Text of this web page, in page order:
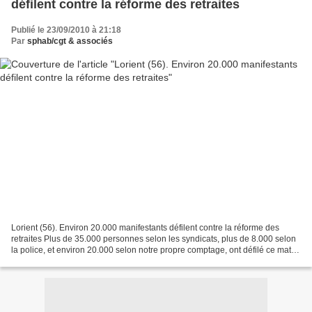
défilent contre la réforme des retraites
Publié le 23/09/2010 à 21:18
Par sphab/cgt & associés
Lorient (56). Environ 20.000 manifestants défilent contre la réforme des
retraites Plus de 35.000 personnes selon les syndicats, plus de 8.000 selon
la police, et environ 20.000 selon notre propre comptage, ont défilé ce matin